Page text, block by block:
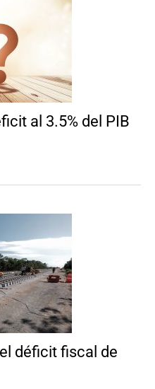
al 3.5% del PIB
déficit fiscal de